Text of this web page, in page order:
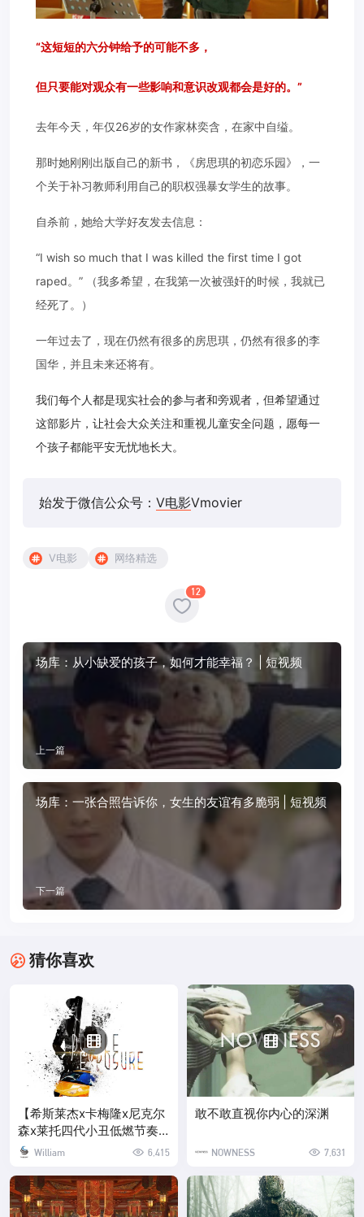
“这短短的六分钟给予的可能不多，
但只要能对观众有一些影响和意识改观都会是好的。”
去年今天，年仅26岁的女作家林奕含，在家中自缢。
那时她刚刚出版自己的新书，《房思琪的初恋乐园》，一
个关于补习教师利用自己的职权强暴女学生的故事。
自杀前，她给大学好友发去信息：
“I wish so much that I was killed the first time I got
raped。” （我多希望，在我第一次被强奸的时候，我就已
经死了。）
一年过去了，现在仍然有很多的房思琪，仍然有很多的李
国华，并且未来还将有。
我们每个人都是现实社会的参与者和旁观者，但希望通过
这部影片，让社会大众关注和重视儿童安全问题，愿每一
个孩子都能平安无忧地长大。
始发于微信公众号： V电影Vmovier
V电影 网络精选
12
场库：从小缺爱的孩子，如何才能幸福？ | 短视频
上一篇
场库：一张合照告诉你，女生的友谊有多脆弱 | 短视频
下一篇
猜你喜欢
【希斯莱杰x卡梅隆x尼克尔
森x莱托四代小丑低燃节奏
向混剪】
William 6,415
敢不敢直视你内心的深渊
NOWNESS 7,631